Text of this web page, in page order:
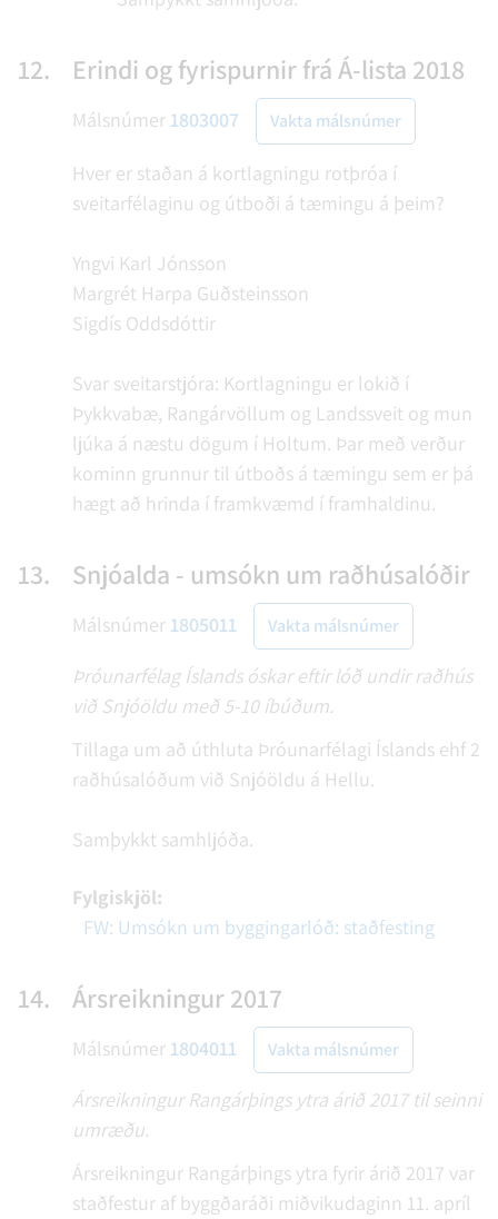
12. Erindi og fyrispurnir frá Á-lista 2018
Málsnúmer 1803007 Vakta málsnúmer
Hver er staðan á kortlagningu rotþróa í
sveitarfélaginu og útboði á tæmingu á þeim?
Yngvi Karl Jónsson
Margrét Harpa Guðsteinsson
Sigdís Oddsdóttir
Svar sveitarstjóra: Kortlagningu er lokið í
Þykkvabæ, Rangárvöllum og Landssveit og mun
ljúka á næstu dögum í Holtum. Þar með verður
kominn grunnur til útboðs á tæmingu sem er þá
hægt að hrinda í framkvæmd í framhaldinu.
13. Snjóalda - umsókn um raðhúsalóðir
Málsnúmer 1805011 Vakta málsnúmer
Þróunarfélag Íslands óskar eftir lóð undir raðhús
við Snjóöldu með 5-10 íbúðum.
Tillaga um að úthluta Þróunarfélagi Íslands ehf 2
raðhúsalóðum við Snjóöldu á Hellu.
Samþykkt samhljóða.
Fylgiskjöl:
FW: Umsókn um byggingarlóð: staðfesting
14. Ársreikningur 2017
Málsnúmer 1804011 Vakta málsnúmer
Ársreikningur Rangárþings ytra árið 2017 til seinni
umræðu.
Ársreikningur Rangárþings ytra fyrir árið 2017 var
staðfestur af byggðaráði miðvikudaginn 11. apríl